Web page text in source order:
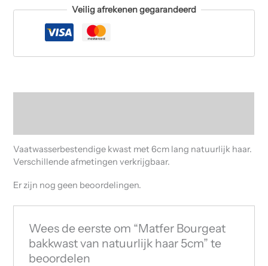
Veilig afrekenen gegarandeerd
Vaatwasserbestendige kwast met 6cm lang natuurlijk haar.
Verschillende afmetingen verkrijgbaar.
Er zijn nog geen beoordelingen.
Wees de eerste om “Matfer Bourgeat
bakkwast van natuurlijk haar 5cm” te
beoordelen